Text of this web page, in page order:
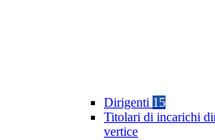
Dirigenti 15
Titolari di incarichi
vertice